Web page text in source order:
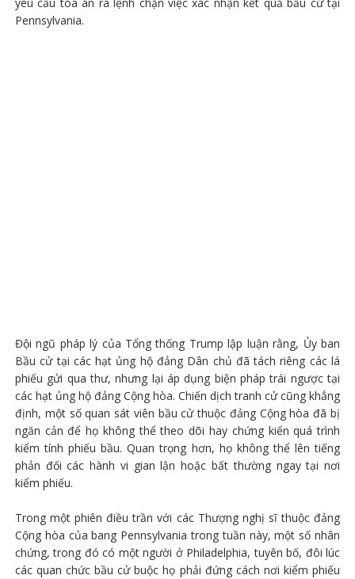
Pennsylvania.
Đội ngũ pháp lý của Tổng thống Trump lập luận rằng, Ủy ban
Bầu cử tại các hạt ủng hộ đảng Dân chủ đã tách riêng các lá
phiếu gửi qua thư, nhưng lại áp dụng biện pháp trái ngược tại
các hạt ủng hộ đảng Cộng hòa. Chiến dịch tranh cử cũng khẳng
định, một số quan sát viên bầu cử thuộc đảng Cộng hòa đã bị
ngăn cản để họ không thể theo dõi hay chứng kiến quá trình
kiểm tính phiếu bầu. Quan trọng hơn, họ không thể lên tiếng
phản đối các hành vi gian lận hoặc bất thường ngay tại nơi
kiểm phiếu.
Trong một phiên điều trần với các Thượng nghị sĩ thuộc đảng
Cộng hòa của bang Pennsylvania trong tuần này, một số nhân
chứng, trong đó có một người ở Philadelphia, tuyên bố, đôi lúc
các quan chức bầu cử buộc họ phải đứng cách nơi kiểm phiếu